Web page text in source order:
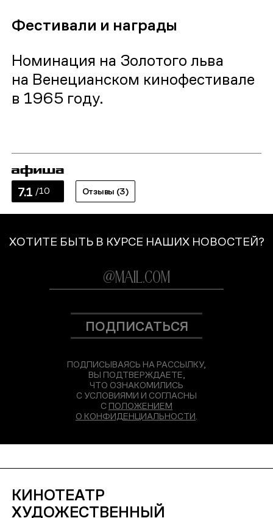
Фестивали и награды
Номинация на Золотого льва
на Венецианском кинофестивале
в 1965 году.
7.1 /10 Отзывы (3)
ХОТИТЕ БЫТЬ В КУРСЕ НАШИХ НОВОСТЕЙ?
ПОДПИСАТЬСЯ
ПОДПИСЫВАЯСЬ НА РАССЫЛКУ,
ВЫ ПОДТВЕРЖДАЕТЕ,
ЧТО ОЗНАКОМИЛИСЬ
С УСЛОВИЯМИ И СОГЛАСНЫ
С ПОЛОЖЕНИЕМ
О КОНФИДЕНЦИАЛЬНОСТИ
КИНОТЕАТР
ХУДОЖЕСТВЕННЫЙ